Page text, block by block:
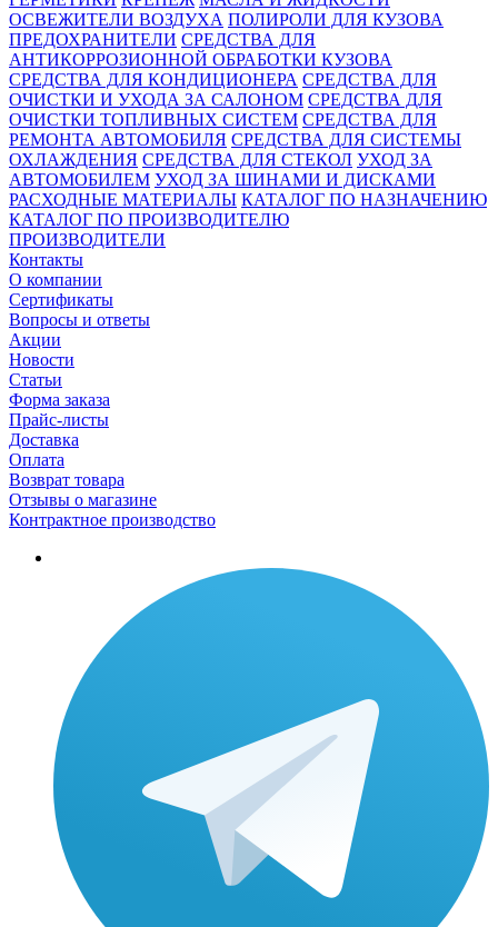
ОСВЕЖИТЕЛИ ВОЗДУХА ПОЛИРОЛИ ДЛЯ КУЗОВА
ПРЕДОХРАНИТЕЛИ СРЕДСТВА ДЛЯ
АНТИКОРРОЗИОННОЙ ОБРАБОТКИ КУЗОВА
СРЕДСТВА ДЛЯ КОНДИЦИОНЕРА СРЕДСТВА ДЛЯ
ОЧИСТКИ И УХОДА ЗА САЛОНОМ СРЕДСТВА ДЛЯ
ОЧИСТКИ ТОПЛИВНЫХ СИСТЕМ СРЕДСТВА ДЛЯ
РЕМОНТА АВТОМОБИЛЯ СРЕДСТВА ДЛЯ СИСТЕМЫ
ОХЛАЖДЕНИЯ СРЕДСТВА ДЛЯ СТЕКОЛ УХОД ЗА
АВТОМОБИЛЕМ УХОД ЗА ШИНАМИ И ДИСКАМИ
РАСХОДНЫЕ МАТЕРИАЛЫ КАТАЛОГ ПО НАЗНАЧЕНИЮ
КАТАЛОГ ПО ПРОИЗВОДИТЕЛЮ
ПРОИЗВОДИТЕЛИ
Контакты
О компании
Сертификаты
Вопросы и ответы
Акции
Новости
Статьи
Форма заказа
Прайс-листы
Доставка
Оплата
Возврат товара
Отзывы о магазине
Контрактное производство